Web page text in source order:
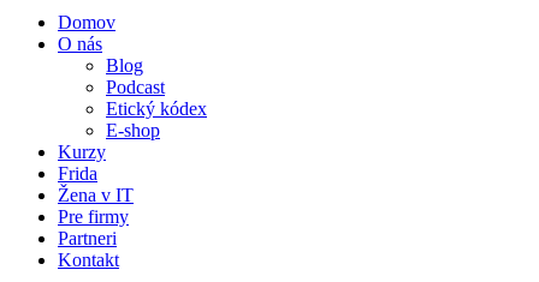
Domov
O nás
Blog
Podcast
Etický kódex
E-shop
Kurzy
Frida
Žena v IT
Pre firmy
Partneri
Kontakt